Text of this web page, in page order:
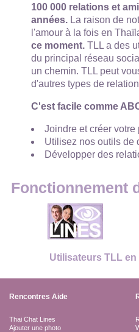
100 000 relations et
années. La raison de
l'amour à la fois en
ce moment. TLL a des
du principal réseau
un chemin. TLL peut
d'autres types de
C'est facile comme
Joindre et créer votre
Utilisez nos outils de
Développer des
Fonctionnement
Utilisateurs TLL en
Rencontres Aide
Thai Chat Lines
Ajouter une photo